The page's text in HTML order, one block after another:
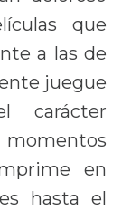
que
a las de
juegue
carácter
en
hasta el